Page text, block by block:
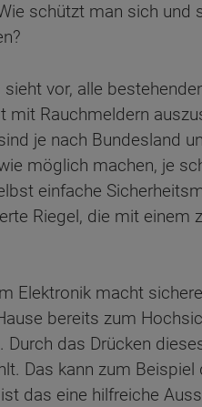
schützt man sich und
vor, alle
mit Rauchmeldern
je nach Bundesland
möglich machen, je
einfache
Riegel, die mit
Elektronik macht
bereits zum
Durch das Drücken
Das kann zum
das eine hilfreiche